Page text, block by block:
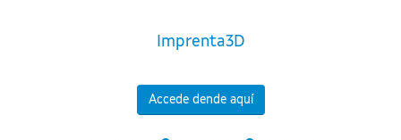
Imprenta3D
Accede dende aquí